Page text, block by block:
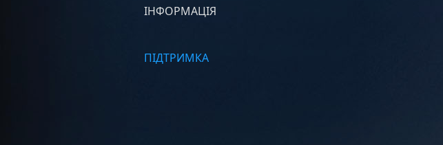
ІНФОРМАЦІЯ
ПІДТРИМКА